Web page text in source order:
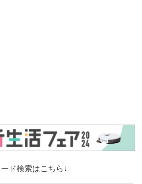
ド検索はこちら↓